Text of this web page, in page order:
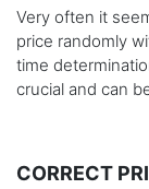
Very often it
price randomly
time
crucial and can
CORRECT